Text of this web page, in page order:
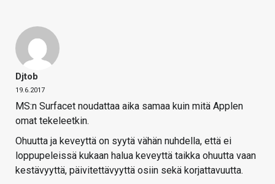
Djtob
19.6.2017
MS:n Surfacet noudattaa aika samaa kuin mitä Applen
omat tekeleetkin.
Ohuutta ja keveyttä on syytä vähän nuhdella, että ei
loppupeleissä kukaan halua keveyttä taikka ohuutta vaan
kestävyyttä, päivitettävyyttä osiin sekä korjattavuutta.